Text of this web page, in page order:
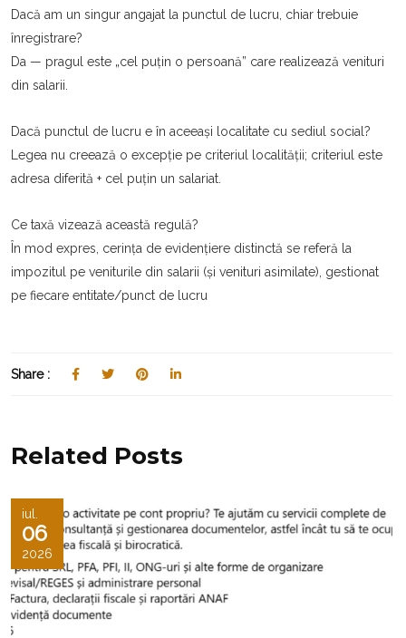
Dacă am un singur angajat la punctul de lucru, chiar trebuie
înregistrare?
Da — pragul este „cel puțin o persoană” care realizează venituri
din salarii.
Dacă punctul de lucru e în aceeași localitate cu sediul social?
Legea nu creează o excepție pe criteriul localității; criteriul este
adresa diferită + cel puțin un salariat.
Ce taxă vizează această regulă?
În mod expres, cerința de evidențiere distinctă se referă la
impozitul pe veniturile din salarii (și venituri asimilate), gestionat
pe fiecare entitate/punct de lucru
Share :
Related Posts
iul.
06
2026